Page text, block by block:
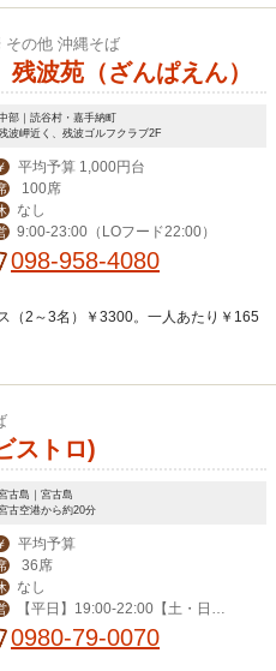
その他 沖縄そば
波苑（ざんぱえん）
部｜読谷村・嘉手納町
波岬近く、残波ゴルフクラブ2F
平均予算 1,000円台
100席
なし
9:00-23:00（LOフード22:00）
098-958-4080
（2～3名）￥3300。一人あたり￥165
ストロ)
古島｜宮古島
古空港から約20分
平均予算
36席
なし
【平日】19:00-22:00【土・日】1
14:00,19:00-22:00 （11/16-4/25
0980-79-0070